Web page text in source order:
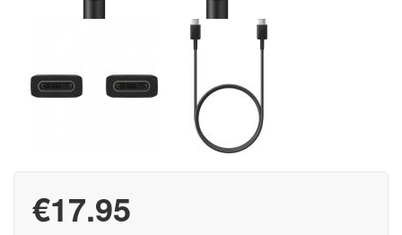
€17.95